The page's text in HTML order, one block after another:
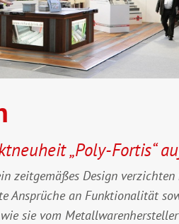
„Poly-Fortis“
zeitgemäßes Design
Ansprüche an Funktionalität
sie vom